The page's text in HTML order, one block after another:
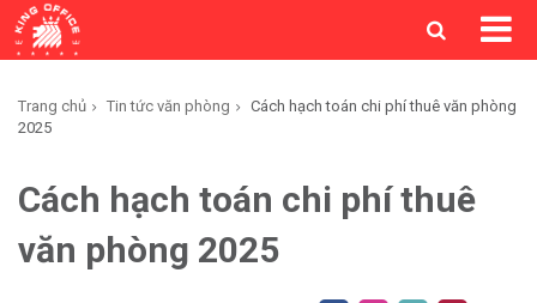
Trang chủ Tin tức văn phòng
Cách hạch toán chi phí thuê văn phòng
2025
Cách hạch toán chi phí thuê
văn phòng 2025